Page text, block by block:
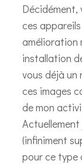
Décidément,
ces
amélioration
installation
vous déjà un
ces images
de mon
(infiniment
pour ce type